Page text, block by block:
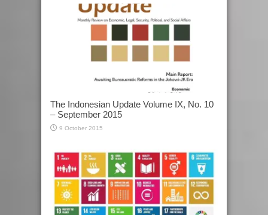
The Indonesian Update Volume IX, No. 10
– September 2015
9 October 2015